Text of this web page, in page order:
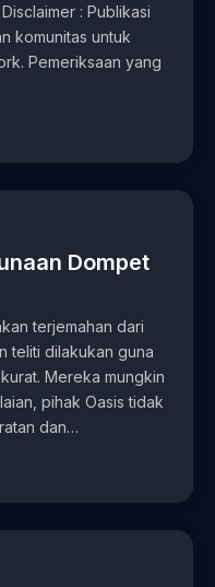
: Publikasi
komunitas untuk
Pemeriksaan yang
Dompet
terjemahan dari
teliti dilakukan guna
Mereka mungkin
pihak Oasis tidak
dan…